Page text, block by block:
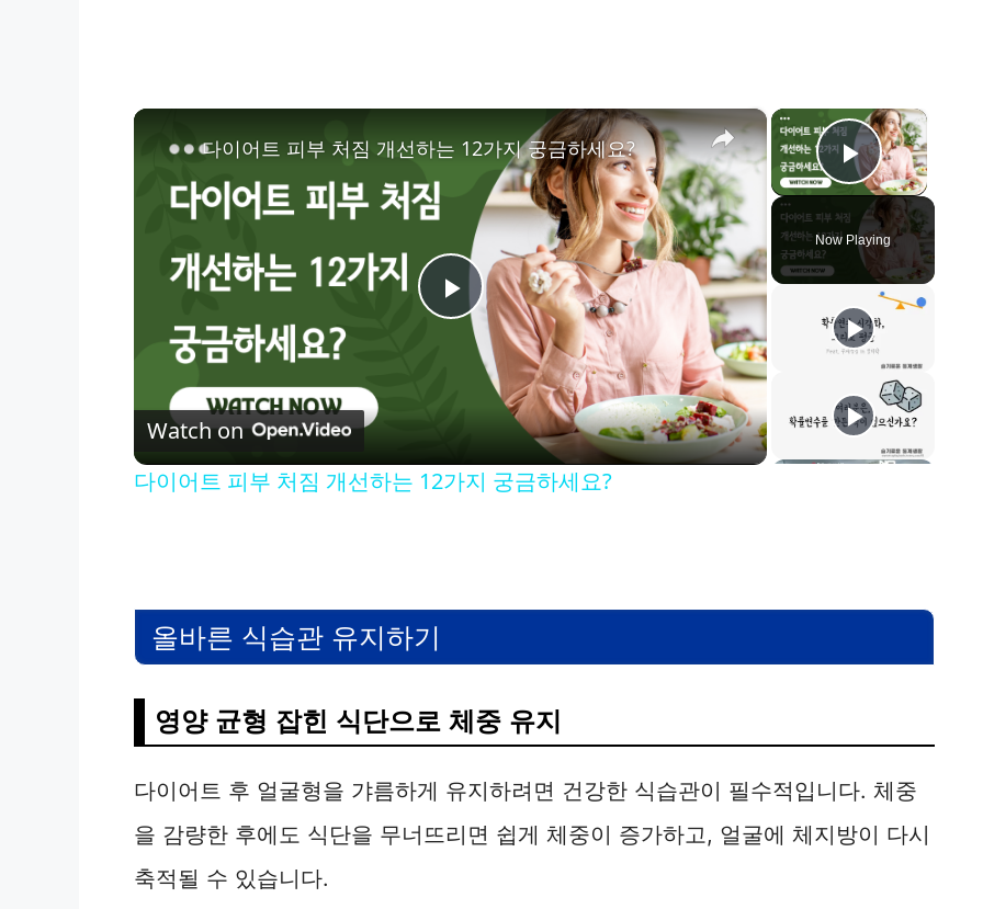
×
Play
Now Playing
×
P
a
d
e
o
다이어트 피부 처짐 개선하는 12가지 궁금하세요?
Watch on
다이어트 피부 처짐 개선하는 12가지 궁금하세요?
올바른 식습관 유지하기
영양 균형 잡힌 식단으로 체중 유지
다이어트 후 얼굴형을 갸름하게 유지하려면 건강한 식습관이 필수적입니다. 체중
을 감량한 후에도 식단을 무너뜨리면 쉽게 체중이 증가하고, 얼굴에 체지방이 다시
축적될 수 있습니다.